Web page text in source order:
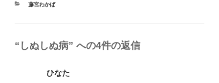
カ
藤宮わかば
“しぬしぬ病” への4件の返信
ひなた